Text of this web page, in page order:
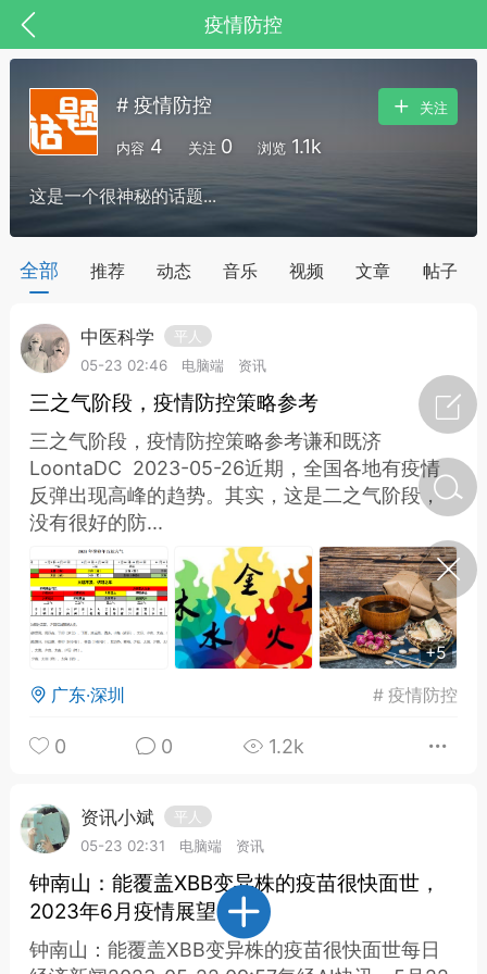
疫情防控
，华夏中医人：家门口的中医人！
节气气象
·特急预警】关
节返乡期间“闪
急提示
如何购买【理肺清瘟膏】
【养正护络膏】？
容平，顺时收
时精气
0
谷气行、营卫通：内经视角
下的脾胃调养要义
谦济书童 0
# 疫情防控
内容 4 关注 0 浏览 1.1k
关注
这是一个很神秘的话题...
全部 推荐 动态 音乐 视频 文章 帖子
中医科学
平人
05-23 02:46
电脑端 资讯
三之气阶段，疫情防控策略参考
三之气阶段，疫情防控策略参考谦和既济
LoontaDC 2023-05-26近期，全国各地有疫情
反弹出现高峰的趋势。其实，这是二之气阶段，
没有很好的防...
+5
广东·深圳 #疫情防控
0 0 1.2k
资讯小斌
平人
05-23 02:31
电脑端 资讯
钟南山：能覆盖XBB变异株的疫苗很快面世，
2023年6月疫情展望
钟南山：能覆盖XBB变异株的疫苗很快面世每日